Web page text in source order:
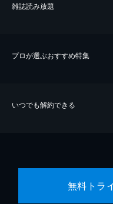
雑誌読み放題
プロが選ぶおすすめ特集
いつでも解約できる
無料トラ